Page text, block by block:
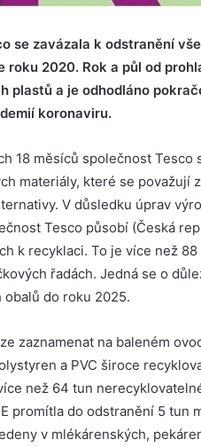
se zavázala k odstranění
roku 2020. Rok a půl od
plastů a je odhodláno
koronaviru.
18 měsíců společnost
materiály, které se považují
V důsledku úprav
Tesco působí (Česká
k recyklaci. To je více než
řadách. Jedná se o
do roku 2025.
zaznamenat na baleném
a PVC široce
než 64 tun
promítla do odstranění 5
v mlékárenských,